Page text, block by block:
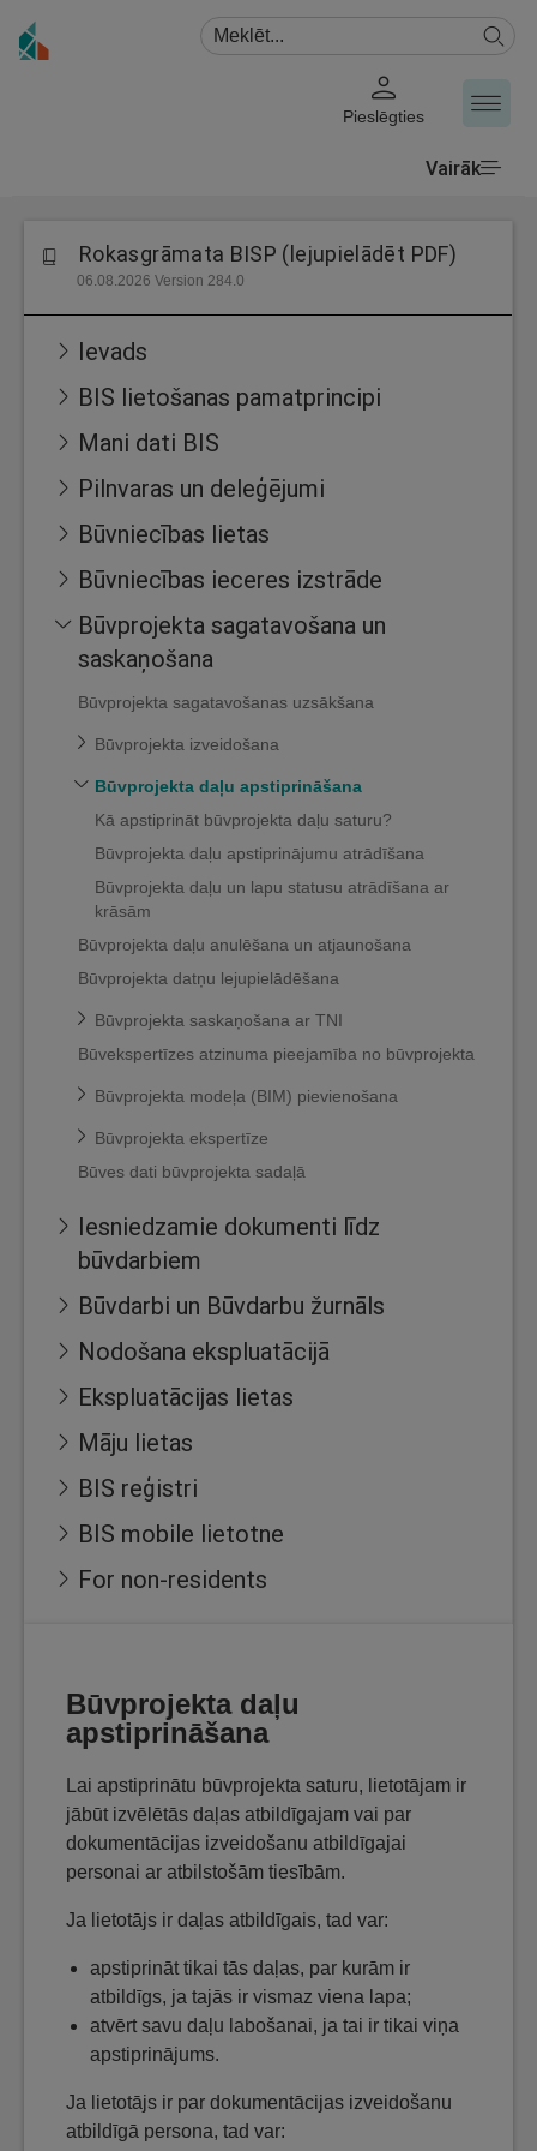
Pieslēgties
Vairāk
Rokasgrāmata BISP (lejupielādēt PDF)
06.08.2026 Version 284.0
Ievads
BIS lietošanas pamatprincipi
Mani dati BIS
Pilnvaras un deleģējumi
Būvniecības lietas
Būvniecības ieceres izstrāde
Būvprojekta sagatavošana un
saskaņošana
Būvprojekta sagatavošanas uzsākšana
Būvprojekta izveidošana
Būvprojekta daļu apstiprināšana
Kā apstiprināt būvprojekta daļu saturu?
Būvprojekta daļu apstiprinājumu atrādīšana
Būvprojekta daļu un lapu statusu atrādīšana ar
krāsām
Būvprojekta daļu anulēšana un atjaunošana
Būvprojekta datņu lejupielādēšana
Būvprojekta saskaņošana ar TNI
Būvekspertīzes atzinuma pieejamība no būvprojekta
Būvprojekta modeļa (BIM) pievienošana
Būvprojekta ekspertīze
Būves dati būvprojekta sadaļā
Iesniedzamie dokumenti līdz
būvdarbiem
Būvdarbi un Būvdarbu žurnāls
Nodošana ekspluatācijā
Ekspluatācijas lietas
Māju lietas
BIS reģistri
BIS mobile lietotne
For non-residents
Būvprojekta daļu
apstiprināšana
Lai apstiprinātu būvprojekta saturu, lietotājam ir
jābūt izvēlētās daļas atbildīgajam vai par
dokumentācijas izveidošanu atbildīgajai
personai ar atbilstošām tiesībām.
Ja lietotājs ir daļas atbildīgais, tad var:
apstiprināt tikai tās daļas, par kurām ir
atbildīgs, ja tajās ir vismaz viena lapa;
atvērt savu daļu labošanai, ja tai ir tikai viņa
apstiprinājums.
Ja lietotājs ir par dokumentācijas izveidošanu
atbildīgā persona, tad var: